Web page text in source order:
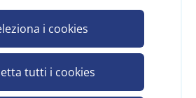
i cookies
tutti i cookies
e scopri il prezzo